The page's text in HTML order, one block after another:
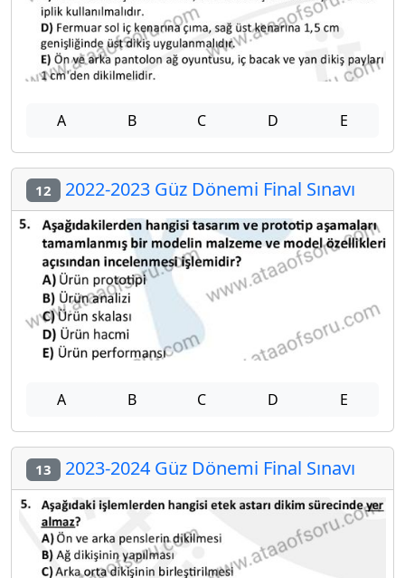
A B C D E
12 2022-2023 Güz Dönemi Final Sınavı
A B C D E
13 2023-2024 Güz Dönemi Final Sınavı